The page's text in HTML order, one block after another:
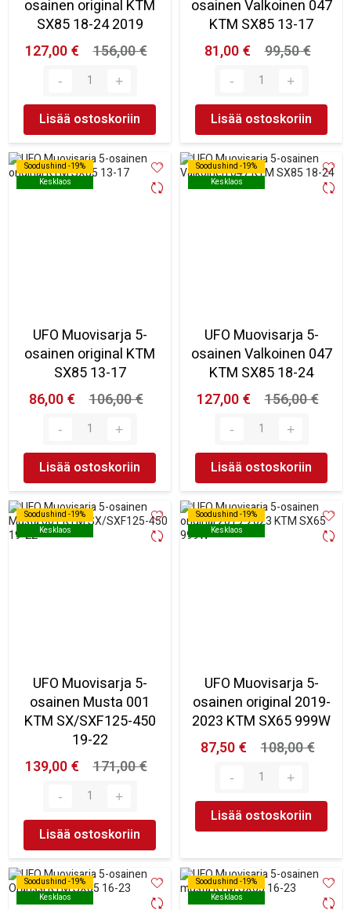
osainen original KTM
SX85 18-24 2019
127,00 €
156,00 €
Lisää ostoskoriin
osainen Valkoinen 047
KTM SX85 13-17
81,00 €
99,50 €
Lisää ostoskoriin
Soodushind -19%
Kesklaos
Soodushind -19%
Kesklaos
UFO Muovisarja 5-
osainen original KTM
SX85 13-17
86,00 €
106,00 €
Lisää ostoskoriin
Soodushind -19%
Kesklaos
Soodushind -19%
Kesklaos
UFO Muovisarja 5-
osainen Valkoinen 047
KTM SX85 18-24
127,00 €
156,00 €
Lisää ostoskoriin
Soodushind -19%
Kesklaos
Soodushind -19%
Kesklaos
UFO Muovisarja 5-
osainen Musta 001
KTM SX/SXF125-450
19-22
139,00 €
171,00 €
Lisää ostoskoriin
Soodushind -19%
Kesklaos
Soodushind -19%
Kesklaos
UFO Muovisarja 5-
osainen original 2019-
2023 KTM SX65 999W
87,50 €
108,00 €
Lisää ostoskoriin
Soodushind -19%
Kesklaos
Soodushind -19%
Kesklaos
Soodushind -19%
Kesklaos
Soodushind -19%
Kesklaos